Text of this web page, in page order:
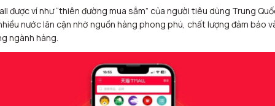
được ví như “thiên đường mua sắm” của người tiêu dùng Trung
nước lân cận nhờ nguồn hàng phong phú, chất lượng đảm bảo
ngành hàng.